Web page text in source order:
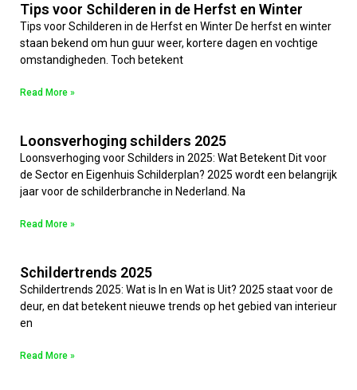
Tips voor Schilderen in de Herfst en Winter
Tips voor Schilderen in de Herfst en Winter De herfst en winter
staan bekend om hun guur weer, kortere dagen en vochtige
omstandigheden. Toch betekent
Read More »
Loonsverhoging schilders 2025
Loonsverhoging voor Schilders in 2025: Wat Betekent Dit voor
de Sector en Eigenhuis Schilderplan? 2025 wordt een belangrijk
jaar voor de schilderbranche in Nederland. Na
Read More »
Schildertrends 2025
Schildertrends 2025: Wat is In en Wat is Uit? 2025 staat voor de
deur, en dat betekent nieuwe trends op het gebied van interieur
en
Read More »